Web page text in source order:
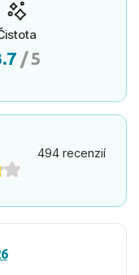
/ 5
494 recenzií